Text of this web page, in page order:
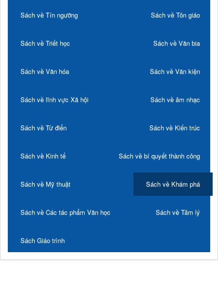
Sách về Tín ngưỡng Sách về Tôn giáo
Sách về Triết học Sách về Văn bia
Sách về Văn hóa Sách về Văn kiện
Sách về lĩnh vực Xã hội Sách về âm nhạc
Sách về Từ điển Sách về Kiến trúc
Sách về Kinh tế Sách về bí quyết thành công
Sách về Mỹ thuật Sách về Khám phá
Sách về Các tác phẩm Văn học Sách về Tâm lý
Sách Giáo trình